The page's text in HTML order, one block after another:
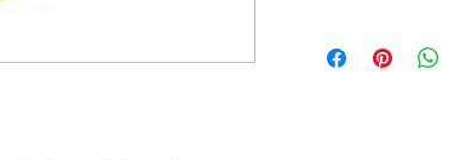
Grootte: 30 cm